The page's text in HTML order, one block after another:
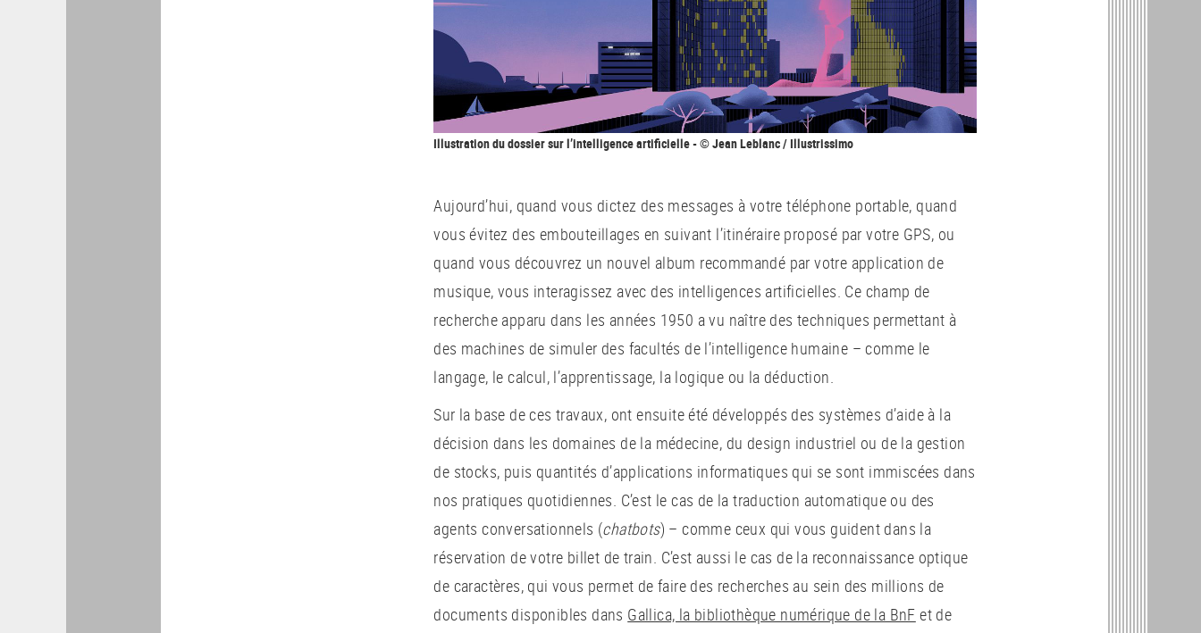
Illustration du dossier sur l’intelligence artificielle - © Jean Leblanc / Illustrissimo
Aujourd’hui, quand vous dictez des messages à votre téléphone portable, quand
vous évitez des embouteillages en suivant l’itinéraire proposé par votre GPS, ou
quand vous découvrez un nouvel album recommandé par votre application de
musique, vous interagissez avec des intelligences artificielles. Ce champ de
recherche apparu dans les années 1950 a vu naître des techniques permettant à
des machines de simuler des facultés de l’intelligence humaine – comme le
langage, le calcul, l’apprentissage, la logique ou la déduction.
Sur la base de ces travaux, ont ensuite été développés des systèmes d’aide à la
décision dans les domaines de la médecine, du design industriel ou de la gestion
de stocks, puis quantités d’applications informatiques qui se sont immiscées dans
nos pratiques quotidiennes. C’est le cas de la traduction automatique ou des
agents conversationnels (chatbots) – comme ceux qui vous guident dans la
réservation de votre billet de train. C’est aussi le cas de la reconnaissance optique
de caractères, qui vous permet de faire des recherches au sein des millions de
documents disponibles dans Gallica, la bibliothèque numérique de la BnF et de